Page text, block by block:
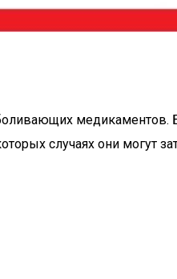
случаях они могут